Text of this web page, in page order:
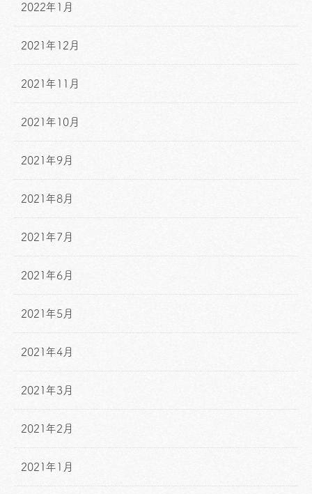
2022年1月
2021年12月
2021年11月
2021年10月
2021年9月
2021年8月
2021年7月
2021年6月
2021年5月
2021年4月
2021年3月
2021年2月
2021年1月